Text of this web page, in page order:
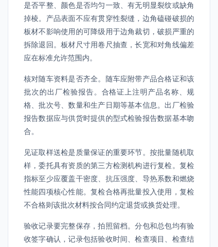
是否平整、颜色是否均匀一致、有无明显裂纹或缺角
掉棱。产品表面不应有贯穿性裂缝，边角磕碰破损的
板材不影响使用的可降级用于边角裁切，破损严重的
拆除退回。板材尺寸用卷尺抽查，长宽和对角线偏差
应在标准允许范围内。
核对随车资料是否齐全。随车应附带产品合格证和该
批次的出厂检验报告。合格证上注明产品名称、规
格、批次号、数量和生产日期等基本信息。出厂检验
报告数据应与供货时提供的型式检验报告数据基本吻
合。
见证取样送检是质量保证的重要环节。按批量随机取
样，委托具有资质的第三方检测机构进行复检。复检
指标至少应覆盖干密度、抗压强度、导热系数和燃烧
性能四项核心性能。复检合格再批量投入使用，复检
不合格则该批次材料按合同约定退货或换货处理。
验收记录要完整保存，拍照留档。分包和总包均有验
收签字确认，记录包括验收时间、检查项目、检查结